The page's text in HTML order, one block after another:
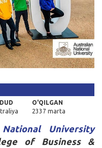
O'QILGAN
2337 marta
University
of Business &